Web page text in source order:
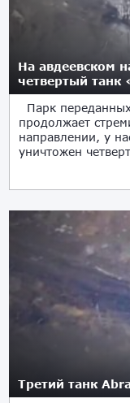
На авдеевском
четвертый танк
Парк
продолжает
направлении, у
уничтожен
Третий танк